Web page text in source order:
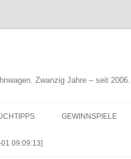
Zwanzig Jahre – seit 2006.
GEWINNSPIELE
09:09:13]